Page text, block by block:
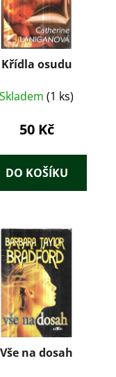
Křídla osudu
Skladem (1 ks)
50 Kč
DO KOŠÍKU
Vše na dosah